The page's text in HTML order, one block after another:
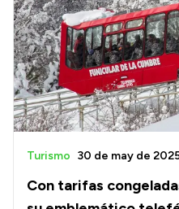
Acerca de Río Negro
Historia
Geografía
Invertí en Río Negro
Transparencia
Con tarifas
Turismo 30 de may de